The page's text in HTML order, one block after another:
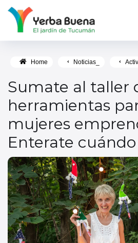
Home Noticias_
Sumate al taller
herramientas
mujeres
Enterate